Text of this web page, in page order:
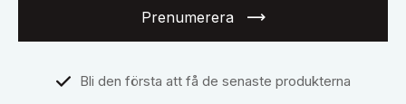
Prenumerera
Bli den första att få de senaste produkterna